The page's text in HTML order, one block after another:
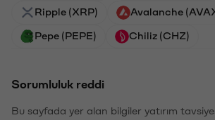
Ripple (XRP) Avalanche
Pepe (PEPE) Chiliz (CHZ)
Sorumluluk reddi
Bu sayfada yer alan bilgiler yatırım